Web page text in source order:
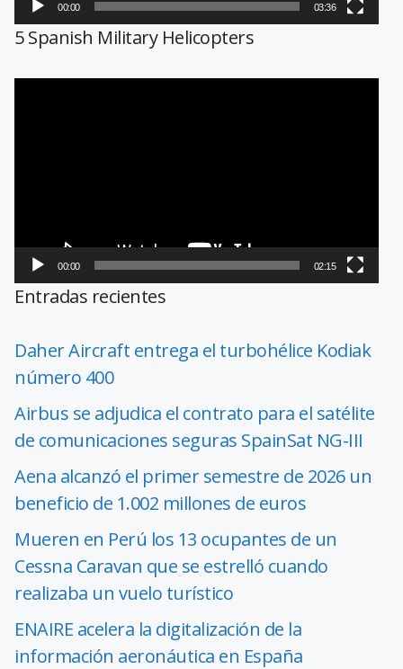
00:00 03:36
5 Spanish Military Helicopters
00:00 02:15
Entradas recientes
Daher Aircraft entrega el turbohélice Kodiak
número 400
Airbus se adjudica el contrato para el satélite
de comunicaciones seguras SpainSat NG-III
Aena alcanzó el primer semestre de 2026 un
beneficio de 1.002 millones de euros
Mueren en Perú los 13 ocupantes de un
Cessna Caravan que se estrelló cuando
realizaba un vuelo turístico
ENAIRE acelera la digitalización de la
información aeronáutica en España